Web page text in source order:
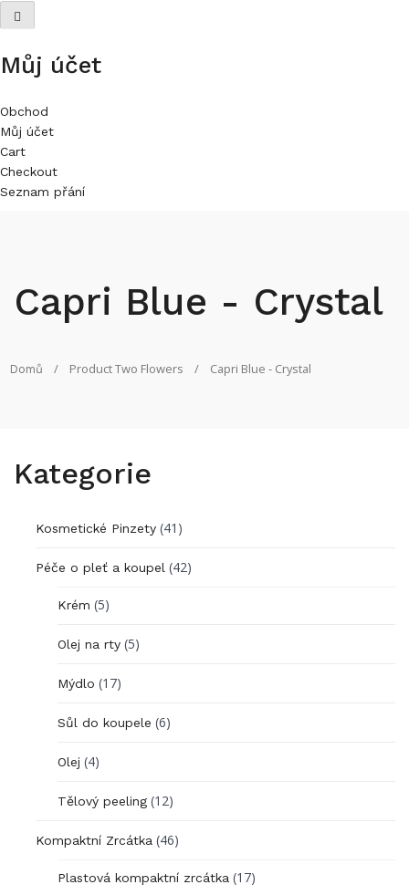
Můj účet
Obchod
Můj účet
Cart
Checkout
Seznam přání
Capri Blue - Crystal
Domů / Product Two Flowers / Capri Blue - Crystal
Kategorie
Kosmetické Pinzety (41)
Péče o pleť a koupel (42)
Krém (5)
Olej na rty (5)
Mýdlo (17)
Sůl do koupele (6)
Olej (4)
Tělový peeling (12)
Kompaktní Zrcátka (46)
Plastová kompaktní zrcátka (17)